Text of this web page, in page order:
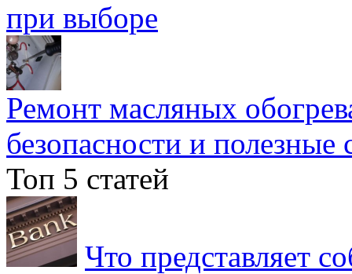
при выборе
Ремонт масляных
безопасности и полезные
Топ 5 статей
Что представляет